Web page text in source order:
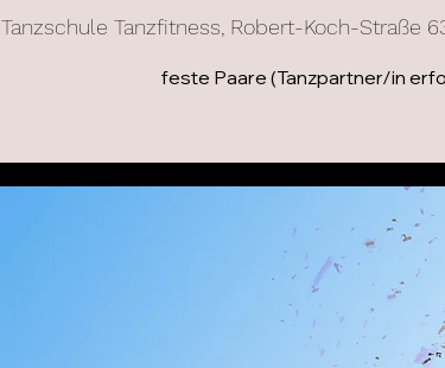
Tanzschule Tanzfitness, Robert-Koch-Straße
feste Paare (Tanzpartner/in